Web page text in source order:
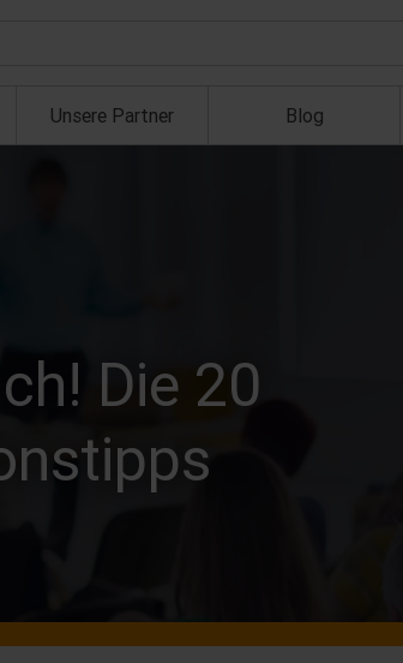
Unsere Partner Blog
Die 20